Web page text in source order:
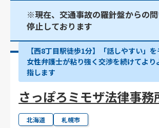
※現在、交通事故の羅針盤からの
停止しております
【西8丁目駅徒歩1分】「話しやすい」を
女性弁護士が粘り強く交渉を続けてより
指します
さっぽろミモザ法律事務
北海道 札幌市